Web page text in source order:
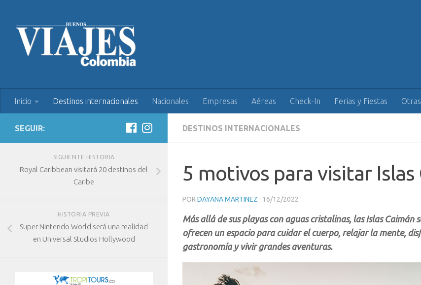
Inicio Destinos internacionales Nacionales Empresas Aéreas Check-In Ferias y Fiestas
DESTINOS INTERNACIONALES
5 motivos para visitar Islas
POR DAYANA MARTINEZ · 16/12/2022
Más allá de sus playas con aguas cristalinas, las Islas Caimán
ofrecen un espacio para cuidar el cuerpo, relajar la mente,
gastronomía y vivir grandes aventuras.
SEGUIR:
SIGUIENTE HISTORIA
Royal Caribbean visitará 20 destinos del
Caribe
HISTORIA PREVIA
Super Nintendo World será una realidad
en Universal Studios Hollywood